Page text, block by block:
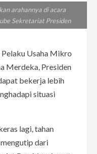
arahannya di acara
Sekretariat Presiden
Usaha Mikro
Merdeka, Presiden
bekerja lebih
situasi
lagi, tahan
dari